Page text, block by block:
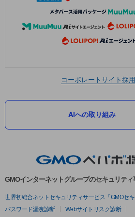
コーポレートサイト採
AIへの取り組み
GMOインターネットグループのセキュリテ
世界初総合ネットセキュリティサービス「GMOセキ
パスワード漏洩診断
Webサイトリスク診断